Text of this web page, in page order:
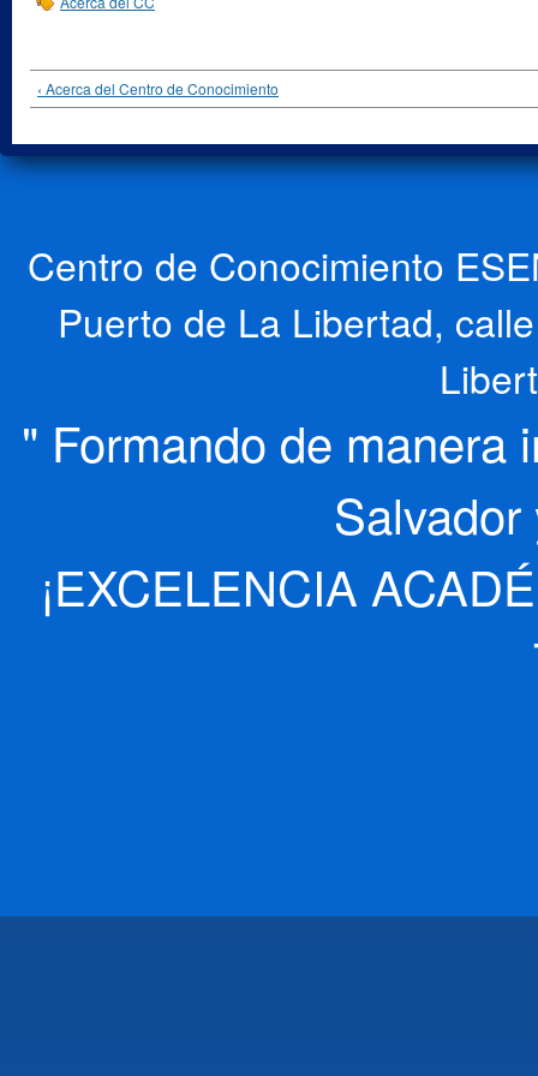
‹ Acerca del Centro de Conocimiento
Centro de Conocimiento
Puerto de La Libertad,
" Formando de manera
¡EXCELENCIA